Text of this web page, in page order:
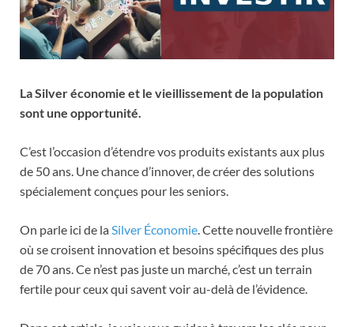
La Silver économie et le vieillissement de la population
sont une opportunité.
C’est l’occasion d’étendre vos produits existants aux plus
de 50 ans. Une chance d’innover, de créer des solutions
spécialement conçues pour les seniors.
On parle ici de la Silver Économie . Cette nouvelle frontière
où se croisent innovation et besoins spécifiques des plus
de 70 ans. Ce n’est pas juste un marché, c’est un terrain
fertile pour ceux qui savent voir au-delà de l’évidence.